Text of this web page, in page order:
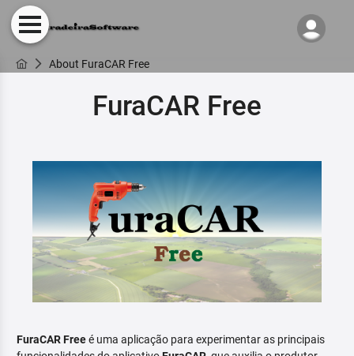
About FuraCAR Free
FuraCAR Free
FuraCAR Freeé uma aplicação para experimentar as principais